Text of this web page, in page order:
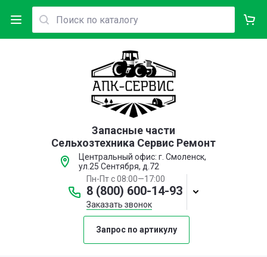
Запасные части
Сельхозтехника Сервис Ремонт
Центральный офис: г. Смоленск,
ул.25 Сентября, д.72
Пн-Пт с 08:00—17:00
8 (800) 600-14-93
Заказать звонок
Запрос по артикулу